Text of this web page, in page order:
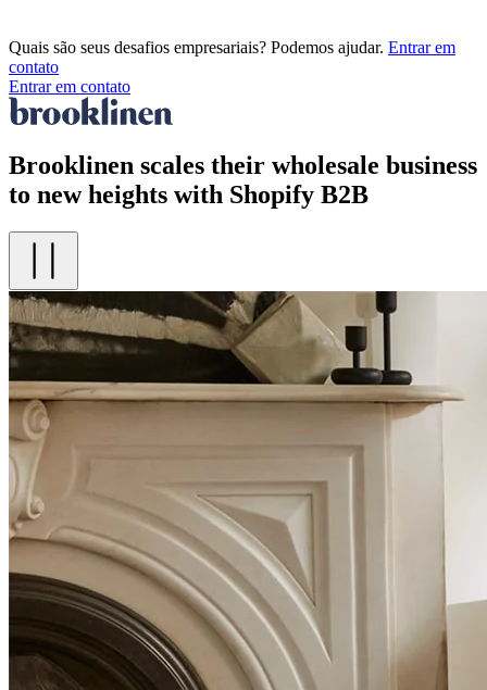
Quais são seus desafios empresariais? Podemos ajudar. Entrar em
contato
Entrar em contato
Brooklinen scales their wholesale business
to new heights with Shopify B2B